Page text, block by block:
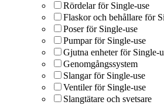
Rördelar för Single-use
Flaskor och behållare för
Poser för Single-use
Pumpar för Single-use
Gjutna enheter för Single-
Genomgångssystem
Slangar för Single-use
Ventiler för Single-use
Slangtätare och svetsare